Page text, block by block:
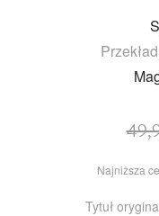
Najniższa
Tytuł